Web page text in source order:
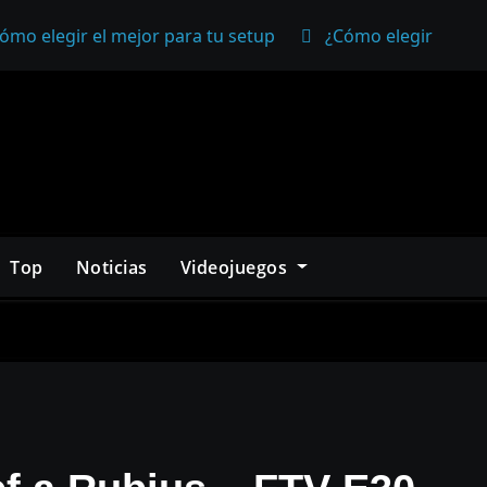
elegir el mejor para tu setup ¿Cómo elegir un
Top Noticias Videojuegos